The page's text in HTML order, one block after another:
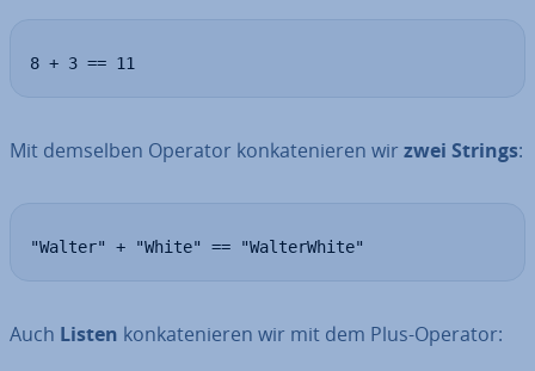
8 + 3 == 11
Mit demselben Operator kon­ka­te­nie­ren wir zwei Strings:
"Walter" + "White" == "WalterWhite"
Auch Listen kon­ka­te­nie­ren wir mit dem Plus-Operator: